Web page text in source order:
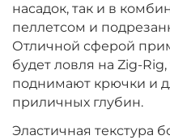
насадок, так и в
пеллетсом и
Отличной сферой
будет ловля на Zig-
поднимают крючки и
приличных глубин.
Эластичная текстура